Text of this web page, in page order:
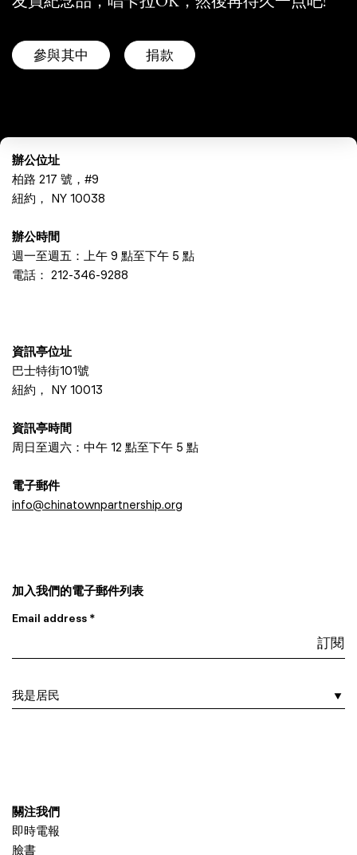
參與其中 捐款
辦公位址
柏路 217 號，#9
紐約， NY 10038
辦公時間
週一至週五：上午 9 點至下午 5 點
電話： 212-346-9288
資訊亭位址
巴士特街101號
紐約， NY 10013
資訊亭時間
周日至週六：中午 12 點至下午 5 點
電子郵件
info@chinatownpartnership.org
關注我們
即時電報
臉書
加入我們的電子郵件列表
Email address *